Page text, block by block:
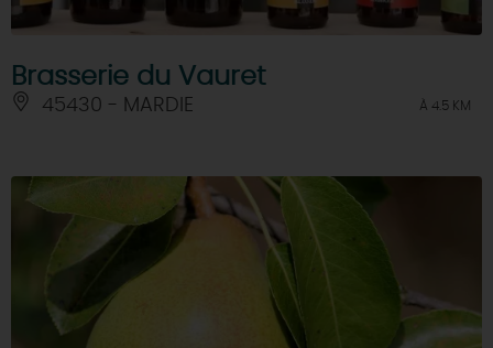
Brasserie du Vauret
45430 - MARDIE À 4.5 KM